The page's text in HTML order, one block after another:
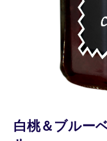
白桃＆ブルー